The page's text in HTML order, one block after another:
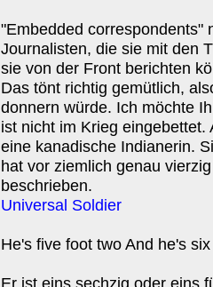
"Embedded correspondents"
Journalisten, die sie mit den
sie von der Front berichten
Das tönt richtig gemütlich,
donnern würde. Ich möchte
ist nicht im Krieg
eine kanadische Indianerin.
hat vor ziemlich genau
beschrieben.
Universal Soldier
He's five foot two And he's
Er ist eins sechzig oder eins